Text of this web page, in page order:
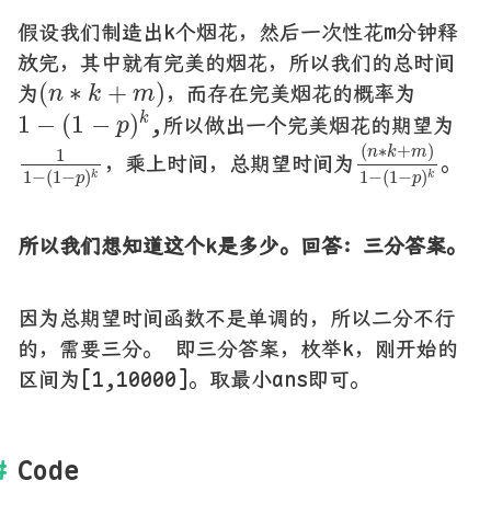
假设我们制造出k个烟花，然后一次性花m分钟释
放完，其中就有完美的烟花，所以我们的总时间
为(n ∗ k + m)
(n ∗k +m) ，而存在完美烟花的概率为
1 − (1 − p)k
1−(1 −p ) k ,所以做出一个完美烟花的期望为
1
1 −(1 −p)k
−( p)k
，乘上时间，总期望时间为
(n∗k+m)
1 −(1 −p)k
(n∗k+m
。
所以我们想知道这个k是多少。回答：三分答案。
因为总期望时间函数不是单调的，所以二分不行
的，需要三分。 即三分答案，枚举k，刚开始的
区间为[1,10000]。取最小ans即可。
Code